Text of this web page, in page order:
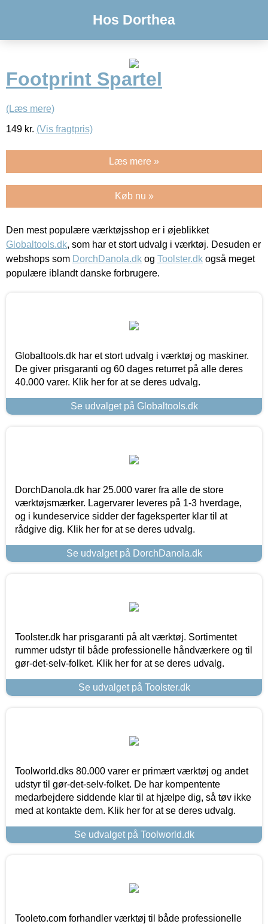
Hos Dorthea
Footprint Spartel
(Læs mere)
149 kr. (Vis fragtpris)
Læs mere »
Køb nu »
Den mest populære værktøjsshop er i øjeblikket
Globaltools.dk, som har et stort udvalg i værktøj. Desuden er
webshops som DorchDanola.dk og Toolster.dk også meget
populære iblandt danske forbrugere.
Globaltools.dk har et stort udvalg i værktøj og maskiner.
De giver prisgaranti og 60 dages returret på alle deres
40.000 varer. Klik her for at se deres udvalg.
Se udvalget på Globaltools.dk
DorchDanola.dk har 25.000 varer fra alle de store
værktøjsmærker. Lagervarer leveres på 1-3 hverdage,
og i kundeservice sidder der fageksperter klar til at
rådgive dig. Klik her for at se deres udvalg.
Se udvalget på DorchDanola.dk
Toolster.dk har prisgaranti på alt værktøj. Sortimentet
rummer udstyr til både professionelle håndværkere og til
gør-det-selv-folket. Klik her for at se deres udvalg.
Se udvalget på Toolster.dk
Toolworld.dks 80.000 varer er primært værktøj og andet
udstyr til gør-det-selv-folket. De har kompentente
medarbejdere siddende klar til at hjælpe dig, så tøv ikke
med at kontakte dem. Klik her for at se deres udvalg.
Se udvalget på Toolworld.dk
Tooleto.com forhandler værktøj til både professionelle